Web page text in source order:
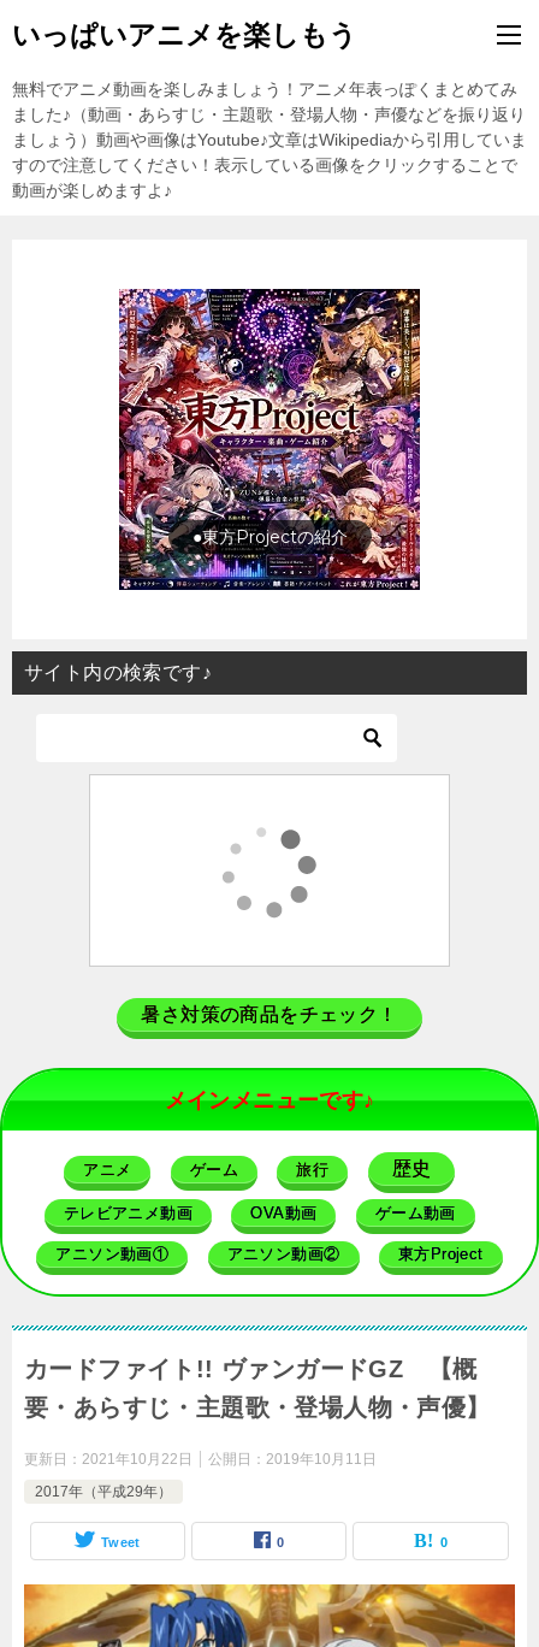
いっぱいアニメを楽しもう
無料でアニメ動画を楽しみましょう！アニメ年表っぽくまとめてみ
ました♪（動画・あらすじ・主題歌・登場人物・声優などを振り返り
ましょう）動画や画像はYoutube♪文章はWikipediaから引用していま
すので注意してください！表示している画像をクリックすることで
動画が楽しめますよ♪
●東方Projectの紹介
サイト内の検索です♪
暑さ対策の商品をチェック！
メインメニューです♪
アニメ ゲーム 旅行 歴史
テレビアニメ動画 OVA動画 ゲーム動画
アニソン動画① アニソン動画② 東方Project
カードファイト!! ヴァンガードGZ 【概
要・あらすじ・主題歌・登場人物・声優】
更新日： 2021年10月22日 公開日： 2019年10月11日
2017年（平成29年）
Tweet 0 0